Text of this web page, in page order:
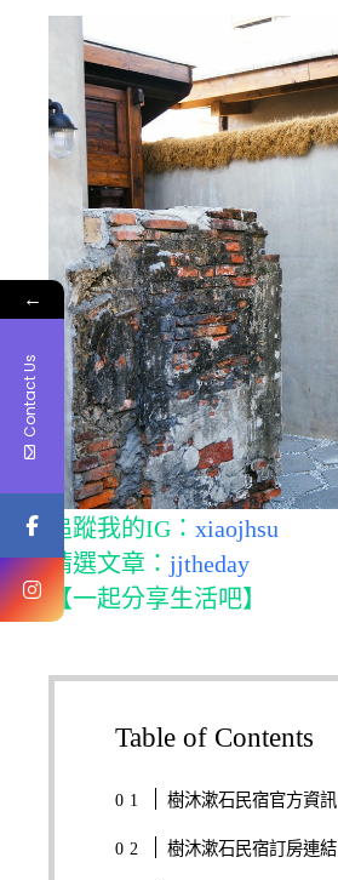
追蹤我的IG： xiaojhsu
精選文章： jjtheday
【一起分享生活吧】
Table of Contents
樹沐漱石民宿官方資訊
樹沐漱石民宿訂房連結
←
Contact Us